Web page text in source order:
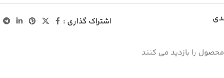
اشتراک گذاری :
را بازدید می کنند